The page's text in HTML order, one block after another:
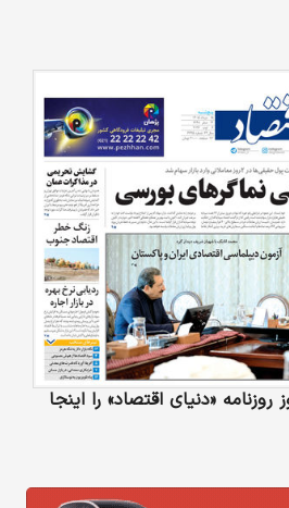
«دنیای‌ اقتصاد» را اینجا